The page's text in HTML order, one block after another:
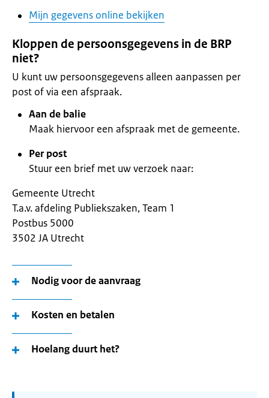
Mijn gegevens online bekijken
Kloppen de persoonsgegevens in de BRP
niet?
U kunt uw persoonsgegevens alleen aanpassen per
post of via een afspraak.
Aan de balie
Maak hiervoor een afspraak met de gemeente.
Per post
Stuur een brief met uw verzoek naar:
Gemeente Utrecht
T.a.v. afdeling Publiekszaken, Team 1
Postbus 5000
3502 JA Utrecht
Nodig voor de aanvraag
Kosten en betalen
Hoelang duurt het?